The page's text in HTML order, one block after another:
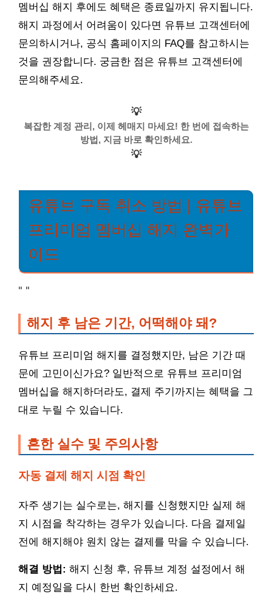
멤버십 해지 후에도 혜택은 종료일까지 유지됩니다.
해지 과정에서 어려움이 있다면 유튜브 고객센터에
문의하시거나, 공식 홈페이지의 FAQ를 참고하시는
것을 권장합니다. 궁금한 점은 유튜브 고객센터에
문의해주세요.
💡
복잡한 계정 관리, 이제 헤매지 마세요! 한 번에 접속하는
방법, 지금 바로 확인하세요.
💡
유튜브 구독 취소 방법 | 유튜브
프리미엄 멤버십 해지 완벽가
이드
" "
해지 후 남은 기간, 어떡해야 돼?
유튜브 프리미엄 해지를 결정했지만, 남은 기간 때
문에 고민이신가요? 일반적으로 유튜브 프리미엄
멤버십을 해지하더라도, 결제 주기까지는 혜택을 그
대로 누릴 수 있습니다.
흔한 실수 및 주의사항
자동 결제 해지 시점 확인
자주 생기는 실수로는, 해지를 신청했지만 실제 해
지 시점을 착각하는 경우가 있습니다. 다음 결제일
전에 해지해야 원치 않는 결제를 막을 수 있습니다.
해결 방법: 해지 신청 후, 유튜브 계정 설정에서 해
지 예정일을 다시 한번 확인하세요.